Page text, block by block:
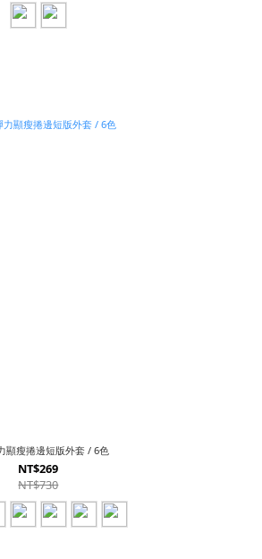
顯瘦捲邊短版外套 / 6色
NT$269
NT$730